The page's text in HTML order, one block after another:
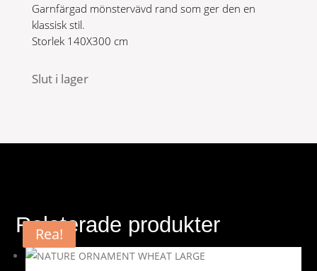
Garnfärgad mönstervävd rand som ger den en
klassisk stil.
Storlek 140X300 cm
Slut i lager
Relaterade produkter
Rea!
Rea!